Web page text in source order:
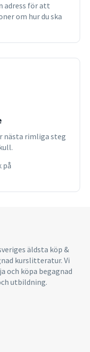
adress för att
om hur du ska
nästa rimliga steg
på
äldsta köp &
kurslitteratur. Vi
och köpa begagnad
utbildning.